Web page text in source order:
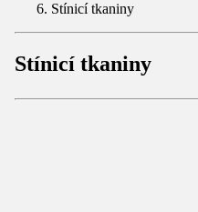
Stínicí tkaniny
Stínicí tkaniny